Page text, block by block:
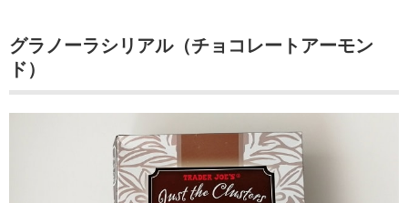
グラノーラシリアル（チョコレートアーモン
ド）